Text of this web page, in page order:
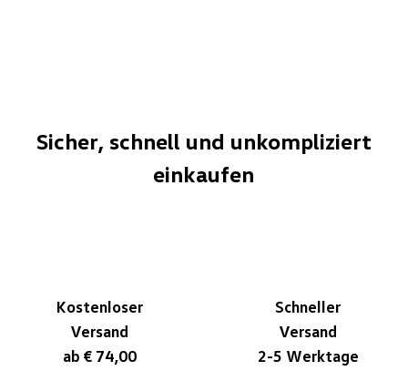
Sicher, schnell und unkompliziert
einkaufen
Kostenloser
Versand
ab € 74,00
Schneller
Versand
2-5 Werktage